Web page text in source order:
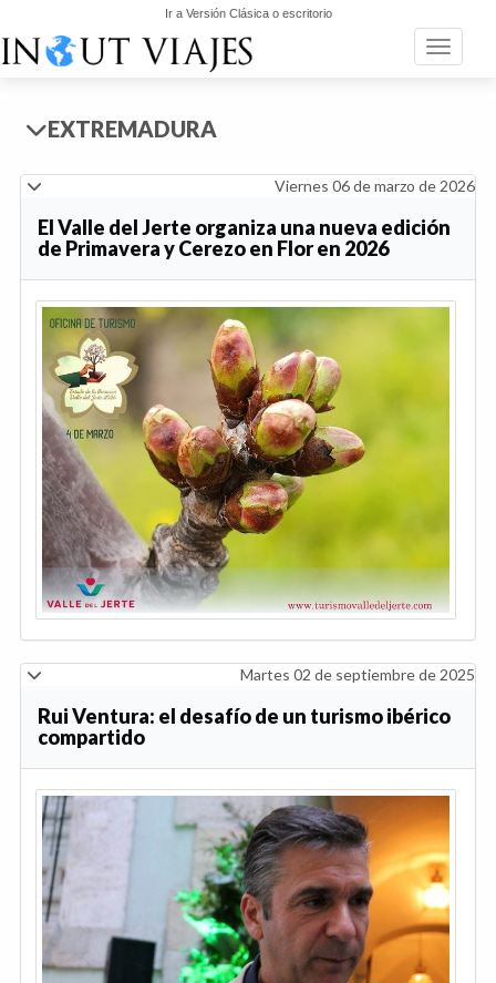
Ir a Versión Clásica o escritorio
Toggle
EXTREMADURA
Viernes 06 de marzo de 2026
El Valle del Jerte organiza una nueva edición
de Primavera y Cerezo en Flor en 2026
Martes 02 de septiembre de 2025
Rui Ventura: el desafío de un turismo ibérico
compartido